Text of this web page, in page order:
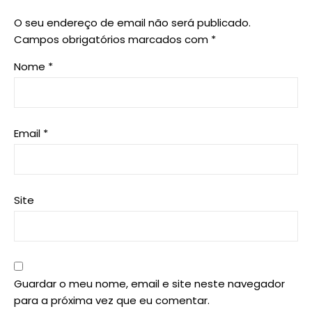
O seu endereço de email não será publicado.
Campos obrigatórios marcados com *
Nome *
Email *
Site
Guardar o meu nome, email e site neste navegador
para a próxima vez que eu comentar.